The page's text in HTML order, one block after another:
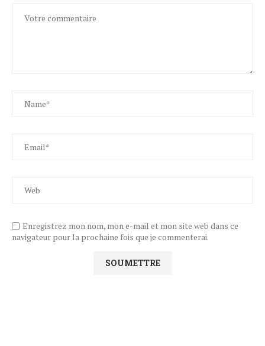
Enregistrez mon nom, mon e-mail et mon site web dans ce
navigateur pour la prochaine fois que je commenterai.